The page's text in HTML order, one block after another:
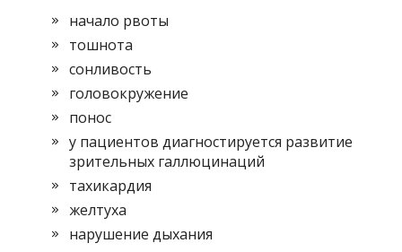
начало рвоты
тошнота
сонливость
головокружение
понос
у пациентов диагностируется развитие
зрительных галлюцинаций
тахикардия
желтуха
нарушение дыхания